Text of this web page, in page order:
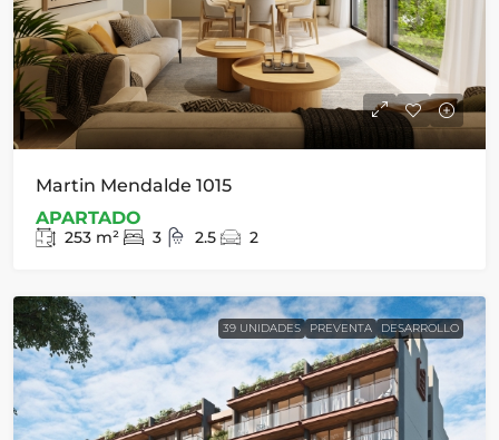
Martin Mendalde 1015
APARTADO
253 m² 3 2.5 2
39 UNIDADES PREVENTA DESARROLLO